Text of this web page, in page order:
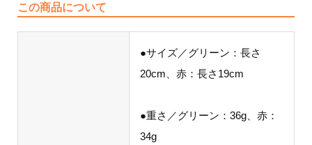
この商品について
●サイズ／グリーン：長さ
20cm、赤：長さ19cm
●重さ／グリーン：36g、赤：
34g